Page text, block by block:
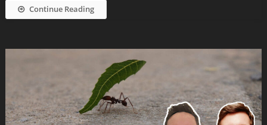
Continue Reading